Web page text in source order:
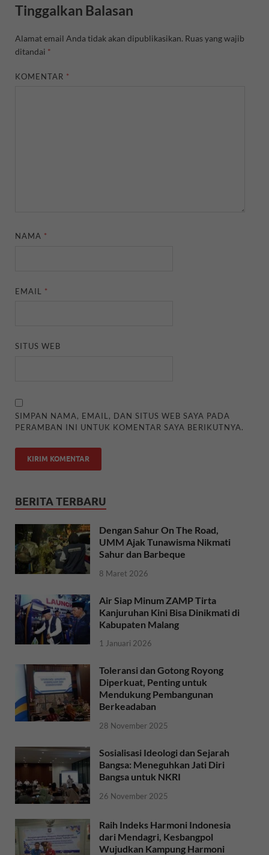
Tinggalkan Balasan
Alamat email Anda tidak akan dipublikasikan. Ruas yang wajib
ditandai *
KOMENTAR *
NAMA *
EMAIL *
SITUS WEB
SIMPAN NAMA, EMAIL, DAN SITUS WEB SAYA PADA
PERAMBAN INI UNTUK KOMENTAR SAYA BERIKUTNYA.
BERITA TERBARU
Dengan Sahur On The Road,
UMM Ajak Tunawisma Nikmati
Sahur dan Barbeque
8 Maret 2026
Air Siap Minum ZAMP Tirta
Kanjuruhan Kini Bisa Dinikmati di
Kabupaten Malang
1 Januari 2026
Toleransi dan Gotong Royong
Diperkuat, Penting untuk
Mendukung Pembangunan
Berkeadaban
28 November 2025
Sosialisasi Ideologi dan Sejarah
Bangsa: Meneguhkan Jati Diri
Bangsa untuk NKRI
26 November 2025
Raih Indeks Harmoni Indonesia
dari Mendagri, Kesbangpol
Wujudkan Kampung Harmoni